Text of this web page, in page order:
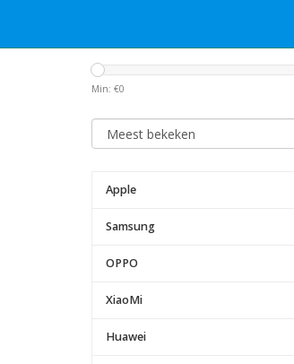
Min: €0
Apple
Samsung
OPPO
XiaoMi
Huawei